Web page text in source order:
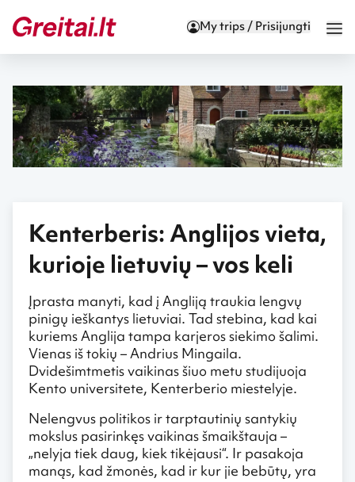
My trips / Prisijungti
Kenterberis: Anglijos vieta,
kurioje lietuvių – vos keli
Įprasta manyti, kad į Angliją traukia lengvų
pinigų ieškantys lietuviai. Tad stebina, kad kai
kuriems Anglija tampa karjeros siekimo šalimi.
Vienas iš tokių – Andrius Mingaila.
Dvidešimtmetis vaikinas šiuo metu studijuoja
Kento universitete, Kenterberio miestelyje.
Nelengvus politikos ir tarptautinių santykių
mokslus pasirinkęs vaikinas šmaikštauja –
„nelyja tiek daug, kiek tikėjausi“. Ir pasakoja
manąs, kad žmonės, kad ir kur jie bebūtų, yra